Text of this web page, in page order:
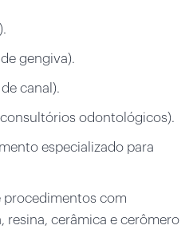
gengiva).
canal).
odontológicos).
especializado para
procedimentos com
resina, cerâmica e cerômero